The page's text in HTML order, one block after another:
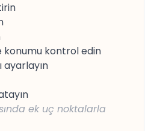
konumu kontrol edin
ayarlayın
ek uç noktalarla